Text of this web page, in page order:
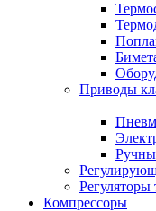
Приводы
Регуляторы
Компрессоры